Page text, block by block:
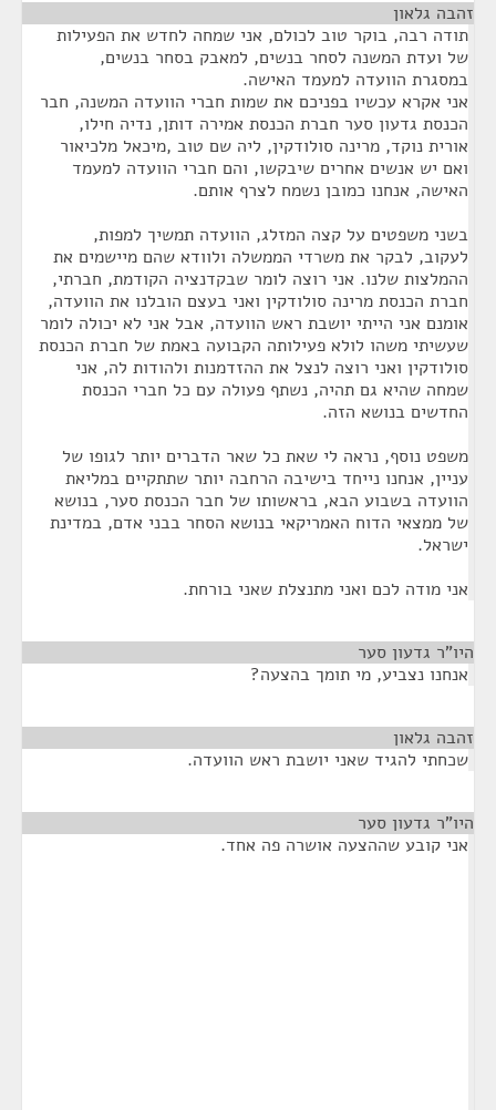
זהבה גלאון
תודה רבה, בוקר טוב לכולם, אני שמחה לחדש את הפעילות
של ועדת המשנה לסחר בנשים, למאבק בסחר בנשים,
במסגרת הוועדה למעמד האישה.
אני אקרא עכשיו בפניכם את שמות חברי הוועדה המשנה, חבר
הכנסת גדעון סער חברת הכנסת אמירה דותן, נדיה חילו,
אורית נוקד, מרינה סולודקין, ליה שם טוב ,מיכאל מלכיאור
ואם יש אנשים אחרים שיבקשו, והם חברי הוועדה למעמד
האישה, אנחנו כמובן נשמח לצרף אותם.
בשני משפטים על קצה המזלג, הוועדה תמשיך למפות,
לעקוב, לבקר את משרדי הממשלה ולוודא שהם מיישמים את
ההמלצות שלנו. אני רוצה לומר שבקדנציה הקודמת, חברתי,
חברת הכנסת מרינה סולודקין ואני בעצם הובלנו את הוועדה,
אומנם אני הייתי יושבת ראש הוועדה, אבל אני לא יכולה לומר
שעשיתי משהו לולא פעילותה הקבועה באמת של חברת הכנסת
סולודקין ואני רוצה לנצל את ההזדמנות ולהודות לה, אני
שמחה שהיא גם תהיה, נשתף פעולה עם כל חברי הכנסת
החדשים בנושא הזה.
משפט נוסף, נראה לי שאת כל שאר הדברים יותר לגופו של
עניין, אנחנו נייחד בישיבה הרחבה יותר שתתקיים במליאת
הוועדה בשבוע הבא, בראשותו של חבר הכנסת סער, בנושא
של ממצאי הדוח האמריקאי בנושא הסחר בבני אדם, במדינת
ישראל.
אני מודה לכם ואני מתנצלת שאני בורחת.
היו"ר גדעון סער
אנחנו נצביע, מי תומך בהצעה?
זהבה גלאון
שכחתי להגיד שאני יושבת ראש הוועדה.
היו"ר גדעון סער
אני קובע שההצעה אושרה פה אחד.